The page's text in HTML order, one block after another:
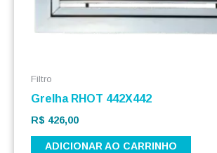
Filtro
Grelha RHOT 442X442
R$ 426,00
ADICIONAR AO CARRINHO